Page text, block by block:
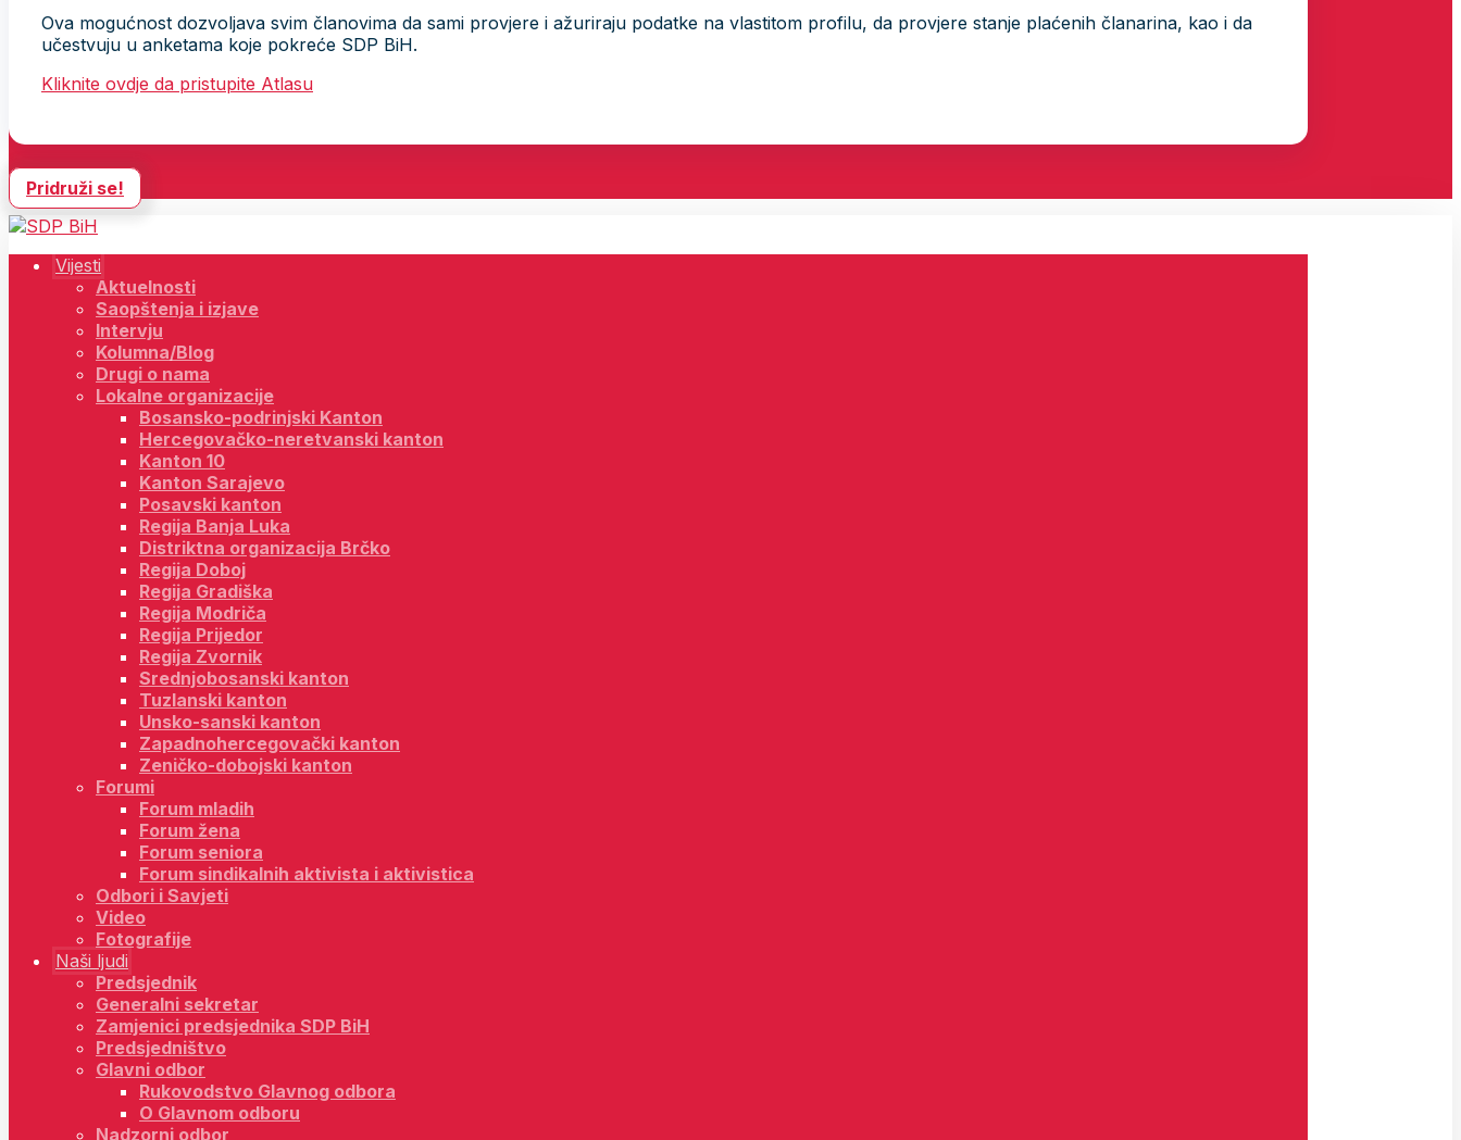
Ova mogućnost dozvoljava svim članovima da sami provjere i ažuriraju podatke na vlastitom profilu, da provjere stanje plaćenih članarina, kao i da
učestvuju u anketama koje pokreće SDP BiH.
Kliknite ovdje da pristupite Atlasu
Pridruži se!
Vijesti
Aktuelnosti
Saopštenja i izjave
Intervju
Kolumna/Blog
Drugi o nama
Lokalne organizacije
Bosansko-podrinjski Kanton
Hercegovačko-neretvanski kanton
Kanton 10
Kanton Sarajevo
Posavski kanton
Regija Banja Luka
Distriktna organizacija Brčko
Regija Doboj
Regija Gradiška
Regija Modriča
Regija Prijedor
Regija Zvornik
Srednjobosanski kanton
Tuzlanski kanton
Unsko-sanski kanton
Zapadnohercegovački kanton
Zeničko-dobojski kanton
Forumi
Forum mladih
Forum žena
Forum seniora
Forum sindikalnih aktivista i aktivistica
Odbori i Savjeti
Video
Fotografije
Naši ljudi
Predsjednik
Generalni sekretar
Zamjenici predsjednika SDP BiH
Predsjedništvo
Glavni odbor
Rukovodstvo Glavnog odbora
O Glavnom odboru
Nadzorni odbor